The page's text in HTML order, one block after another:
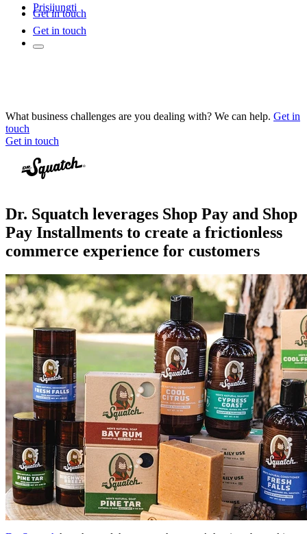
Prisijungti
Get in touch
Get in touch
What business challenges are you dealing with? We can help. Get in
touch
Get in touch
Dr. Squatch leverages Shop Pay and Shop
Pay Installments to create a frictionless
commerce experience for customers